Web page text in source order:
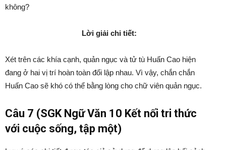
không?
Lời giải chi tiết:
Xét trên các khía cạnh, quản ngục và tử tù Huấn Cao hiện
đang ở hai vị trí hoàn toàn đối lập nhau. Vì vậy, chắn chắn
Huấn Cao sẽ khó có thể bằng lòng cho chữ viên quản ngục.
Câu 7 (SGK Ngữ Văn 10 Kết nối tri thức
với cuộc sống, tập một)